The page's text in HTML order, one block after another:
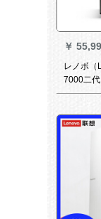
￥
レノボ（
7000二
プグルー
ループグ
プロプ
ウグー
台制図デ